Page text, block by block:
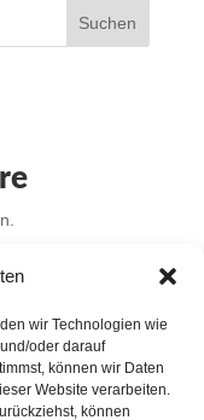
wir Technologien wie
oder darauf
können wir Daten
Website verarbeiten.
können
Suchen